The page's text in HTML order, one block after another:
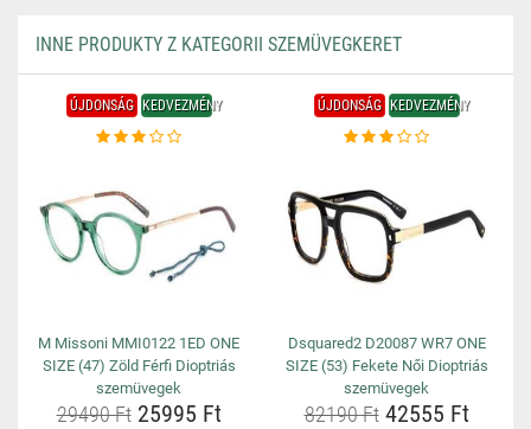
INNE PRODUKTY Z KATEGORII SZEMÜVEGKERET
ÚJDONSÁG KEDVEZMÉNY
M Missoni MMI0122 1ED ONE
SIZE (47) Zöld Férfi Dioptriás
szemüvegek
29490 Ft25995 Ft
ÚJDONSÁG KEDVEZMÉNY
Dsquared2 D20087 WR7 ONE
SIZE (53) Fekete Női Dioptriás
szemüvegek
82190 Ft42555 Ft